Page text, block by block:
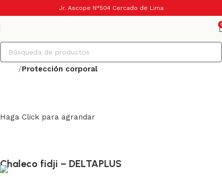
Jr. Ascope N°504 Cercado de Lima
Protección corporal
Haga Click para agrandar
Chaleco fidji – DELTAPLUS